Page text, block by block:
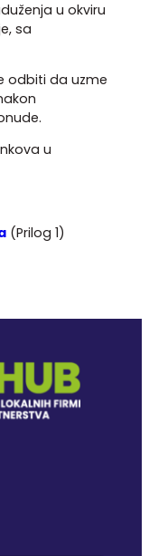
u okviru
sa
odbiti da uzme
u
(Prilog 1)